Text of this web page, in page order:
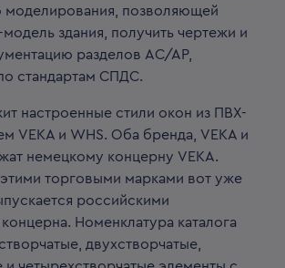
моделирования, позволяющей
модель здания, получить чертежи и
разделов АС/АР,
стандартам СПДС.
настроенные стили окон из ПВХ-
VEKA и WHS. Оба бренда, VEKA и
немецкому концерну VEKA.
торговыми марками вот уже
российскими
Номенклатура каталога
двухстворчатые,